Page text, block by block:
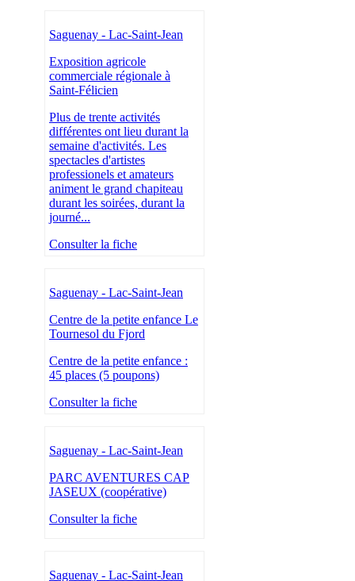
Saguenay - Lac-Saint-Jean
Exposition agricole
commerciale régionale à
Saint-Félicien
Plus de trente activités
différentes ont lieu durant la
semaine d'activités. Les
spectacles d'artistes
professionels et amateurs
animent le grand chapiteau
durant les soirées, durant la
journé...
Consulter la fiche
Saguenay - Lac-Saint-Jean
Centre de la petite enfance Le
Tournesol du Fjord
Centre de la petite enfance :
45 places (5 poupons)
Consulter la fiche
Saguenay - Lac-Saint-Jean
PARC AVENTURES CAP
JASEUX (coopérative)
Consulter la fiche
Saguenay - Lac-Saint-Jean